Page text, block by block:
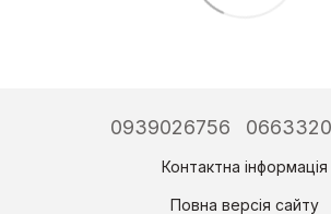
0939026756
Контактна інформація
Повна версія сайту